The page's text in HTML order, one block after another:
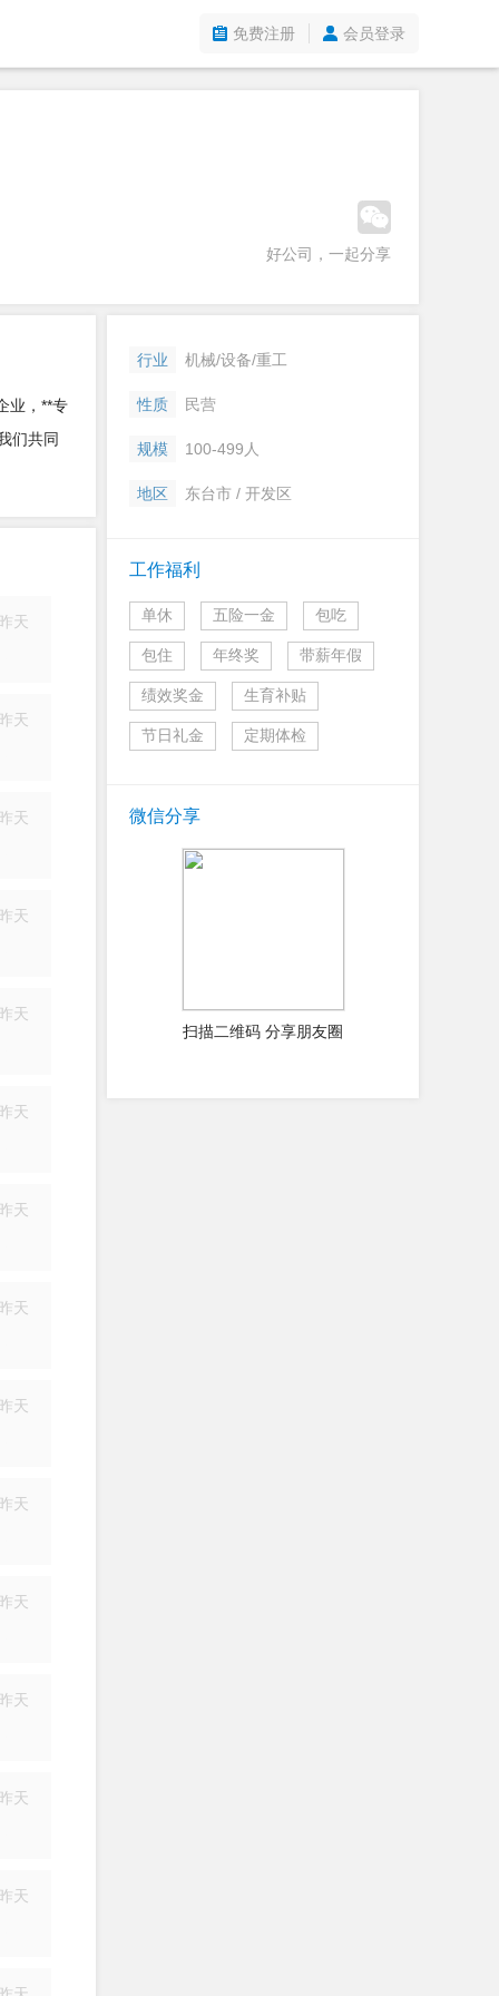
免费注册 会员登录
好公司，一起分享
业，**专
们共同
昨天
昨天
昨天
昨天
昨天
昨天
昨天
昨天
昨天
昨天
昨天
昨天
昨天
昨天
行业 机械/设备/重工
性质 民营
规模 100-499人
地区 东台市 / 开发区
工作福利
单休 五险一金 包吃
包住 年终奖 带薪年假
绩效奖金 生育补贴
节日礼金 定期体检
微信分享
扫描二维码 分享朋友圈